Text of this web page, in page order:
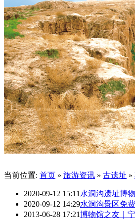
当前位置: 首页 » 旅游资讯 » 古遗址 »
2020-09-12 15:11 水洞沟遗址博
2020-09-12 14:29水洞沟景区免
2013-06-28 17:21博物馆之友｜